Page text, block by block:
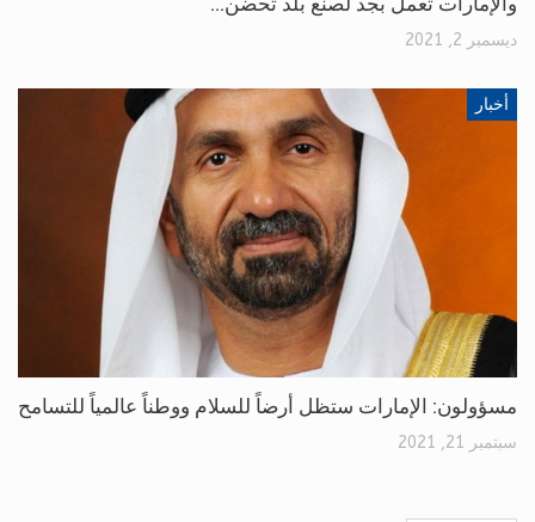
ديسمبر 2, 2021
أخبار
مسؤولون: الإمارات ستظل أرضاً للسلام ووطناً عالمياً للتسامح
سبتمبر 21, 2021